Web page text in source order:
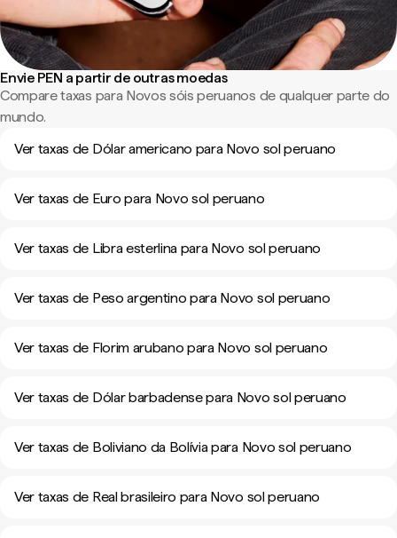
Envie PEN a partir de outras moedas
Compare taxas para Novos sóis peruanos de qualquer parte do
mundo.
Ver taxas de Dólar americano para Novo sol peruano
Ver taxas de Euro para Novo sol peruano
Ver taxas de Libra esterlina para Novo sol peruano
Ver taxas de Peso argentino para Novo sol peruano
Ver taxas de Florim arubano para Novo sol peruano
Ver taxas de Dólar barbadense para Novo sol peruano
Ver taxas de Boliviano da Bolívia para Novo sol peruano
Ver taxas de Real brasileiro para Novo sol peruano